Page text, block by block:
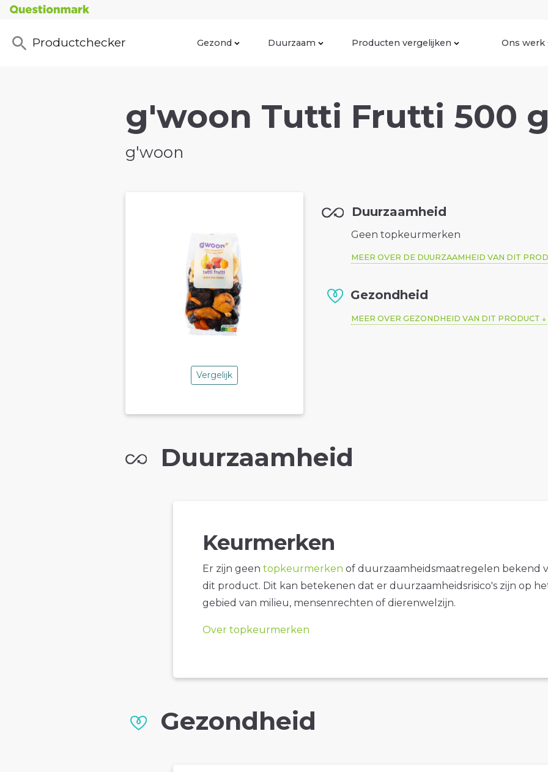
Productchecker Gezond Duurzaam Producten vergelijken Ons werk
g'woon Tutti Frutti 500
g'woon
Vergelijk
Duurzaamheid
Geen topkeurmerken
MEER OVER DE DUURZAAMHEID VAN DIT
Gezondheid
MEER OVER GEZONDHEID VAN DIT PRODUCT
Duurzaamheid
Keurmerken
Er zijn geen topkeurmerken of duurzaamheidsmaatregelen bekend
dit product. Dit kan betekenen dat er duurzaamheidsrisico's zijn op
gebied van milieu, mensenrechten of dierenwelzijn.
Over topkeurmerken
Gezondheid